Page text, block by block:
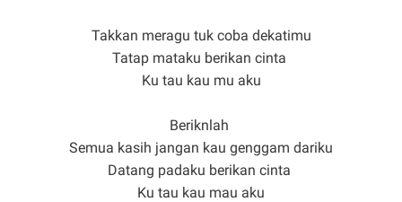
Takkan meragu tuk coba dekatimu
Tatap mataku berikan cinta
Ku tau kau mu aku
Beriknlah
Semua kasih jangan kau genggam dariku
Datang padaku berikan cinta
Ku tau kau mau aku